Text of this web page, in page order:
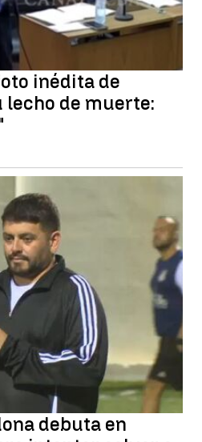
inédita de
lecho de muerte:
debuta en